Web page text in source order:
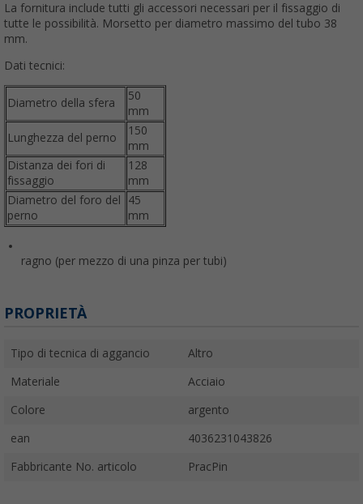
La fornitura include tutti gli accessori necessari per il fissaggio di
tutte le possibilità. Morsetto per diametro massimo del tubo 38
mm.
Dati tecnici:
Diametro della sfera
50
mm
Lunghezza del perno
150
mm
Distanza dei fori di
fissaggio
128
mm
Diametro del foro del
perno
45
mm
ragno (per mezzo di una pinza per tubi)
PROPRIETÀ
Tipo di tecnica di aggancio Altro
Materiale Acciaio
Colore argento
ean 4036231043826
Fabbricante No. articolo PracPin